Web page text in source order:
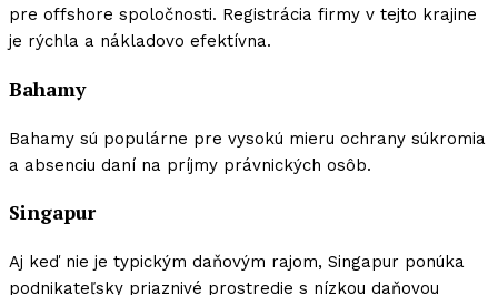
pre offshore spoločnosti. Registrácia firmy v tejto krajine
je rýchla a nákladovo efektívna.
Bahamy
Bahamy sú populárne pre vysokú mieru ochrany súkromia
a absenciu daní na príjmy právnických osôb.
Singapur
Aj keď nie je typickým daňovým rajom, Singapur ponúka
podnikateľsky priaznivé prostredie s nízkou daňovou